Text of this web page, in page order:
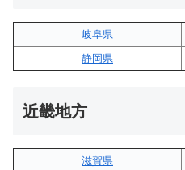
岐阜県
静岡県
近畿地方
滋賀県